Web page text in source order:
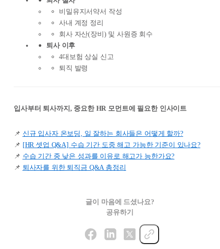
비밀유지서약서 작성
사내 계정 정리
회사 자산(장비) 및 사원증 회수
퇴사 이후
4대보험 상실 신고
퇴직 발령
입사부터 퇴사까지, 중요한 HR 모먼트에 필요한 인사이트
📌 신규 입사자 온보딩, 일 잘하는 회사들은 어떻게 할까?
📌 [HR 셋업 Q&A] 수습 기간 도중 해고 가능한 기준이 있나요?
📌 수습 기간 중 낮은 성과를 이유로 해고가 능한가요?
📌 퇴사자를 위한 퇴직금 Q&A 총정리
글이 마음에 드셨나요?
공유하기